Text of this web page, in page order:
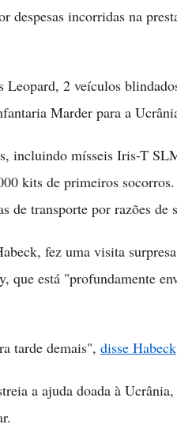
despesas incorridas na
Leopard, 2 veículos
Marder para a
incluindo mísseis Iris-T
kits de primeiros
de transporte por razões de
fez uma visita
que está "profundamente
tarde demais", disse Habeck
a ajuda doada à